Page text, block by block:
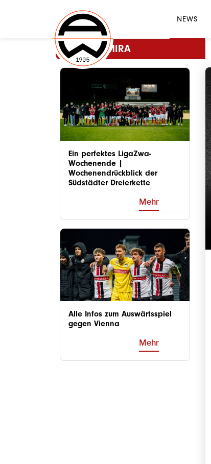
NEWS
MEHR ADMIRA
Ein perfektes LigaZwa-
Wochenende |
Wochenendrückblick der
Südstädter Dreierkette
Mehr
Alle Infos zum Auswärtsspiel
gegen Vienna
Mehr